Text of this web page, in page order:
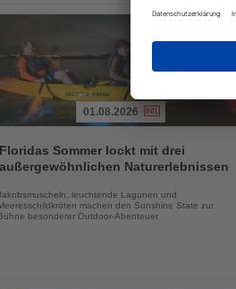
01.08.2026
Floridas Sommer lockt mit drei
außergewöhnlichen Naturerlebnissen
leuchtende Lagunen und
machen den Sunshine State zur
besonderer Outdoor-Abenteuer